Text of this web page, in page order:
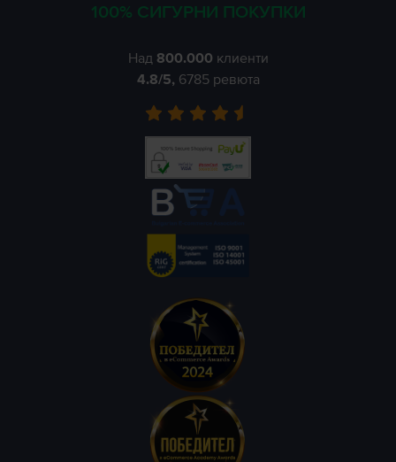
100% СИГУРНИ ПОКУПКИ
Над 800.000 клиенти
4.8/5, 6785 ревюта